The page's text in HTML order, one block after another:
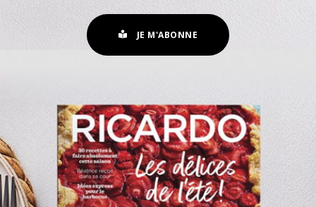
JE M'ABONNE